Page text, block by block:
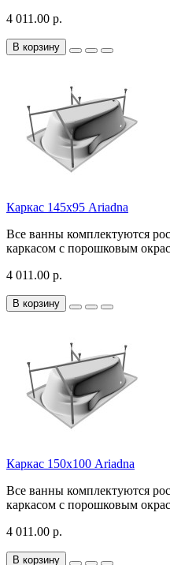
4 011.00 р.
В корзину
Каркас 145х95 Ariadna
Все ванны комплектуются
каркасом с порошковым
4 011.00 р.
В корзину
Каркас 150х100 Ariadna
Все ванны комплектуются
каркасом с порошковым
4 011.00 р.
В корзину